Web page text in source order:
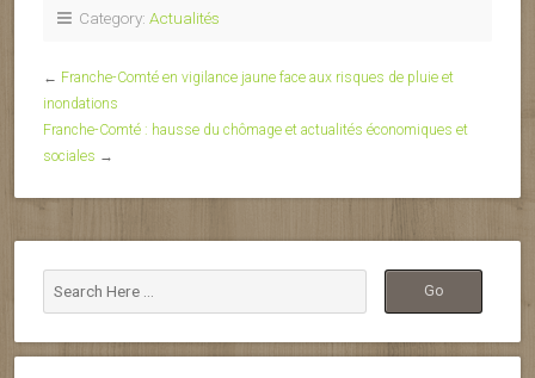
Category: Actualités
← Franche-Comté en vigilance jaune face aux risques de pluie et
inondations
Franche-Comté : hausse du chômage et actualités économiques et
sociales →